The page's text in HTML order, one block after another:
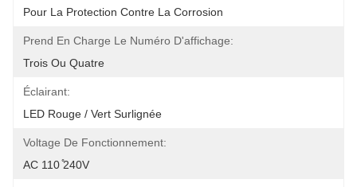
Pour La Protection Contre La Corrosion
Prend En Charge Le Numéro D'affichage:
Trois Ou Quatre
Éclairant:
LED Rouge / Vert Surlignée
Voltage De Fonctionnement:
AC 110 ̊240V